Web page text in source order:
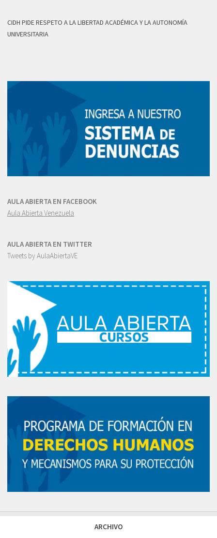
CIDH PIDE RESPETO A LA LIBERTAD ACADÉMICA Y LA AUTONOMÍA
UNIVERSITARIA
AULA ABIERTA EN FACEBOOK
Aula Abierta Venezuela
AULA ABIERTA EN TWITTER
Tweets by AulaAbiertaVE
ARCHIVO